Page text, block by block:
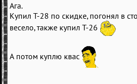
Ага.
Купил Т-28 по скидке, погонял в
весело, также купил Т-26
А потом куплю квас